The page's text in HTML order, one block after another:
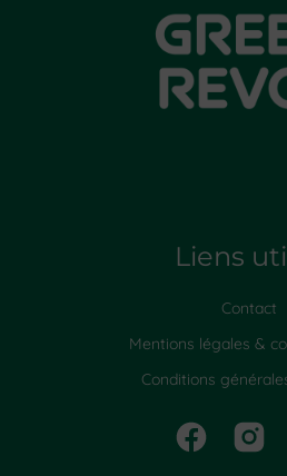
Liens
Contact
Mentions légales &
Conditions